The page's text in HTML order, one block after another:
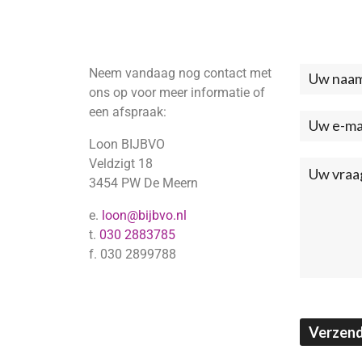
Neem vandaag nog contact met
ons op voor meer informatie of
een afspraak:
Loon BIJBVO
Veldzigt 18
3454 PW De Meern
e. loon@bijbvo.nl
t. 030 2883785
f. 030 2899788
Neem
met
ons